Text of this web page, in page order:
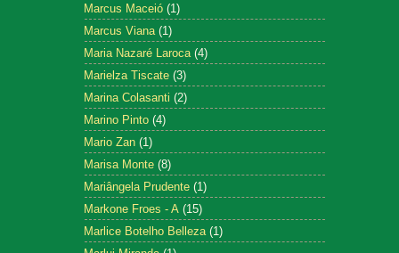
Marcus Maceió (1)
Marcus Viana (1)
Maria Nazaré Laroca (4)
Marielza Tiscate (3)
Marina Colasanti (2)
Marino Pinto (4)
Mario Zan (1)
Marisa Monte (8)
Mariângela Prudente (1)
Markone Froes - A (15)
Marlice Botelho Belleza (1)